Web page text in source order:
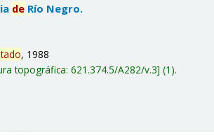
de Río Negro.
, 1988
topográfica:621.374.5/A282/v.3 (1).